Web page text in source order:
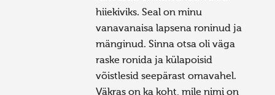
hiiekiviks. Seal on minu
vanavanaisa lapsena roninud ja
mänginud. Sinna otsa oli väga
raske ronida ja külapoisid
võistlesid seepärast omavahel.
Väkras on ka koht, mile nimi on